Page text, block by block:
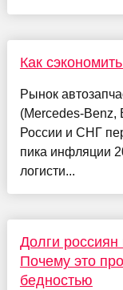
Как
Рынок
(Mercedes-Benz,
России и СНГ
пика инфляции
логисти...
Долги
Почему это
бедностью